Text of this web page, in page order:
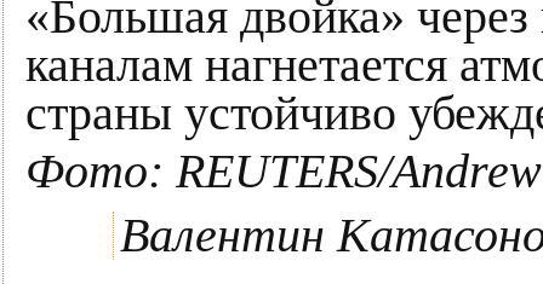
«Большая двойка»
каналам нагнетается
страны устойчиво
Фото: REUTERS/
Валентин